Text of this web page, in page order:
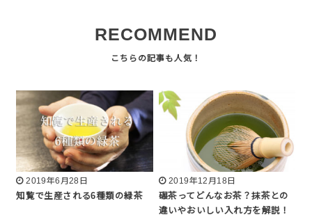
RECOMMEND
2019年6月28日
知覧で生産される6種類の緑茶
2019年12月18日
碾茶ってどんなお茶？抹茶との
違いやおいしい入れ方を解説！